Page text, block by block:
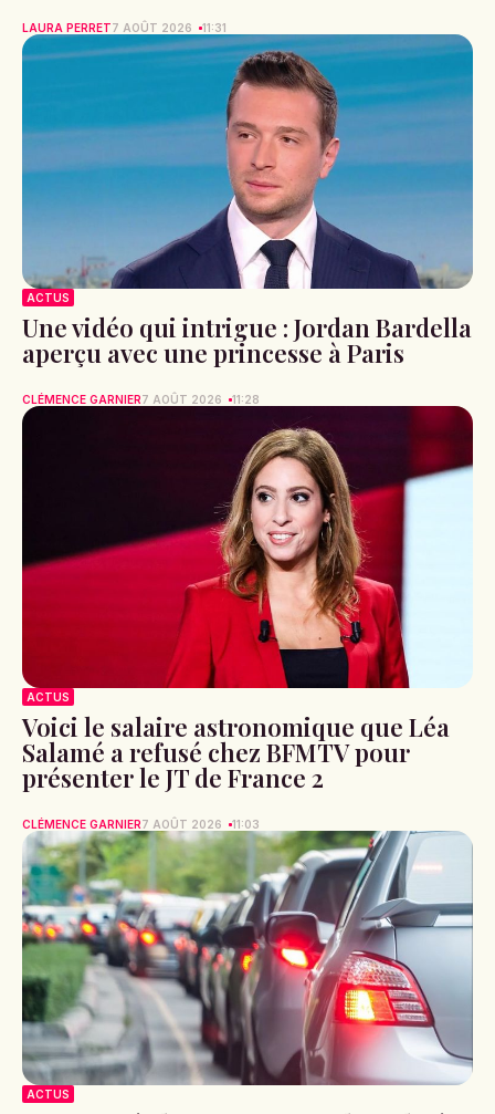
LAURA PERRET7 AOÛT 2026 11:31
ACTUS
Une vidéo qui intrigue : Jordan Bardella
aperçu avec une princesse à Paris
CLÉMENCE GARNIER7 AOÛT 2026 11:28
ACTUS
Voici le salaire astronomique que Léa
Salamé a refusé chez BFMTV pour
présenter le JT de France 2
CLÉMENCE GARNIER7 AOÛT 2026 11:03
ACTUS